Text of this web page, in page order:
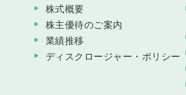
株式概要
株主優待のご案内
業績推移
ディスクロージャー・ポリシー